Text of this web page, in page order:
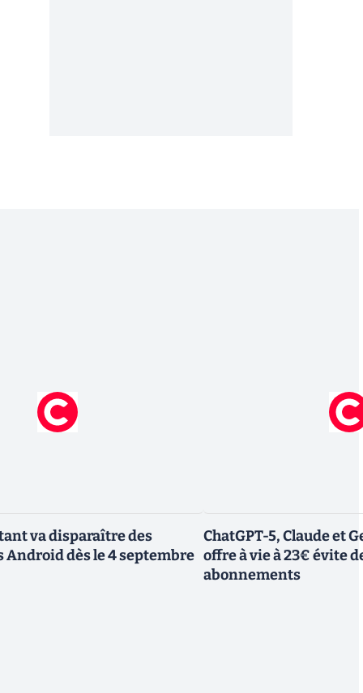
va disparaître des
Android dès le 4 septembre
ChatGPT-5, Claude et
offre à vie à 23€ évite
abonnements